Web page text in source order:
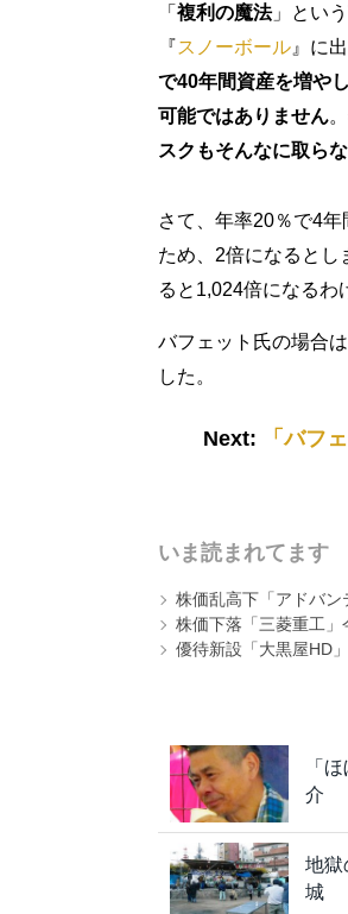
「 複利の魔法」とい
『スノーボール 』に
で40年間資産を増や
可能ではありません
スクもそんなに取ら
さて、年率20％で4
ため、2倍になるとし
ると1,024倍になるわ
バフェット氏の場合
した。
Next: 「バフ
いま読まれてます
株価乱高下「アドバ
株価下落「三菱重工」
優待新設「大黒屋HD
「
介
地獄
城